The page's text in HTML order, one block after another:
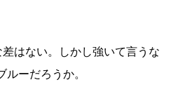
はない。しかし強いて言うな
ーだろうか。